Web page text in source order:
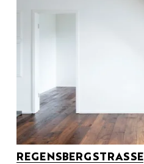
REGENSBERGSTRASSE